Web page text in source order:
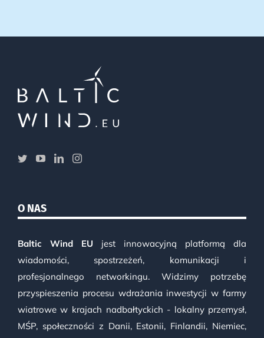
O NAS
Baltic Wind EU jest innowacyjną platformą dla
wiadomości, spostrzeżeń, komunikacji i
profesjonalnego networkingu. Widzimy potrzebę
przyspieszenia procesu wdrażania inwestycji w farmy
wiatrowe w krajach nadbałtyckich - lokalny przemysł,
MŚP, społeczności z Danii, Estonii, Finlandii, Niemiec,